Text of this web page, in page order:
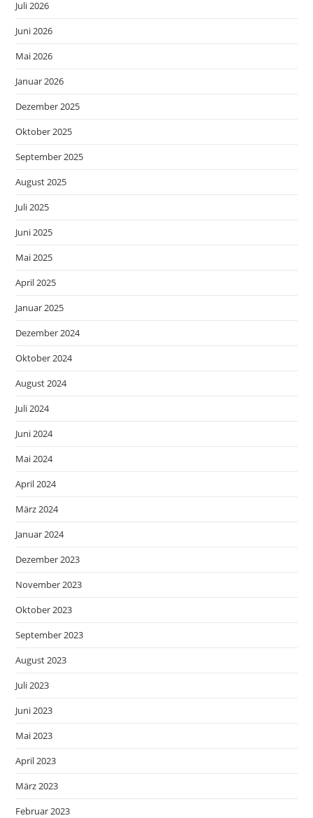
Juli 2026
Juni 2026
Mai 2026
Januar 2026
Dezember 2025
Oktober 2025
September 2025
August 2025
Juli 2025
Juni 2025
Mai 2025
April 2025
Januar 2025
Dezember 2024
Oktober 2024
August 2024
Juli 2024
Juni 2024
Mai 2024
April 2024
März 2024
Januar 2024
Dezember 2023
November 2023
Oktober 2023
September 2023
August 2023
Juli 2023
Juni 2023
Mai 2023
April 2023
März 2023
Februar 2023